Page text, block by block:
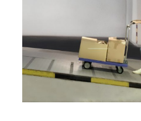
會對酒店的運營及客房派遞服